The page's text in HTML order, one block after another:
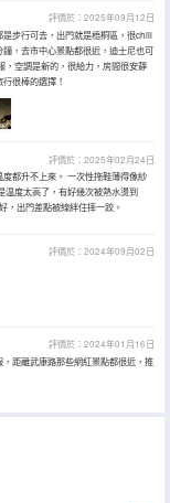
評價於：2025年09月12日
步行可去，出門就是梧桐區，很chill
，去市中心景點都很近，迪士尼也可
，空調是新的，很給力，房間很安靜
很棒的選擇！
評價於：2025年02月24日
都升不上來。 一次性拖鞋薄得像紗
温度太高了，有好幾次被熱水燙到
，出門差點被線絆住摔一跤。
評價於：2024年09月02日
評價於：2024年01月16日
距離武康路那些網紅景點都很近，推